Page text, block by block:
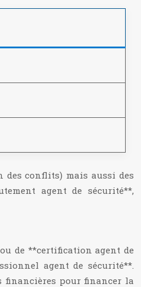
des conflits) mais aussi des
agent de sécurité**,
de **certification agent de
agent de sécurité**.
financières pour financer la